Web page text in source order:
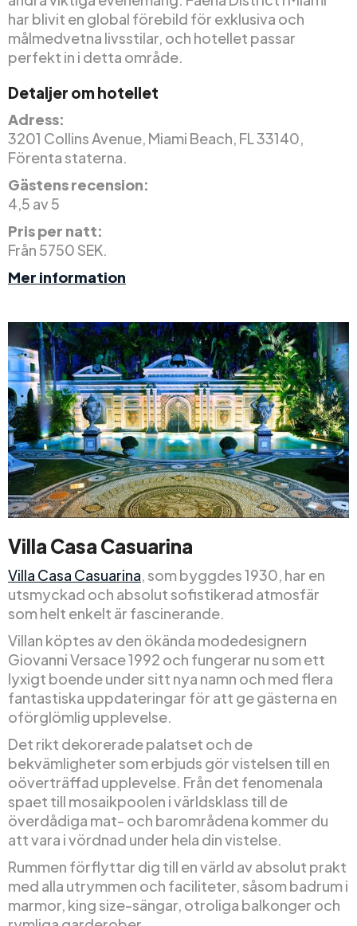
har blivit en global förebild för exklusiva och
målmedvetna livsstilar, och hotellet passar
perfekt in i detta område.
Detaljer om hotellet
Adress:
3201 Collins Avenue, Miami Beach, FL 33140,
Förenta staterna.
Gästens recension:
4,5 av 5
Pris per natt:
Från 5750 SEK.
Mer information
Villa Casa Casuarina
Villa Casa Casuarina, som byggdes 1930, har en
utsmyckad och absolut sofistikerad atmosfär
som helt enkelt är fascinerande.
Villan köptes av den ökända modedesignern
Giovanni Versace 1992 och fungerar nu som ett
lyxigt boende under sitt nya namn och med flera
fantastiska uppdateringar för att ge gästerna en
oförglömlig upplevelse.
Det rikt dekorerade palatset och de
bekvämligheter som erbjuds gör vistelsen till en
oöverträffad upplevelse. Från det fenomenala
spaet till mosaikpoolen i världsklass till de
överdådiga mat- och barområdena kommer du
att vara i vördnad under hela din vistelse.
Rummen förflyttar dig till en värld av absolut prakt
med alla utrymmen och faciliteter, såsom badrum i
marmor, king size-sängar, otroliga balkonger och